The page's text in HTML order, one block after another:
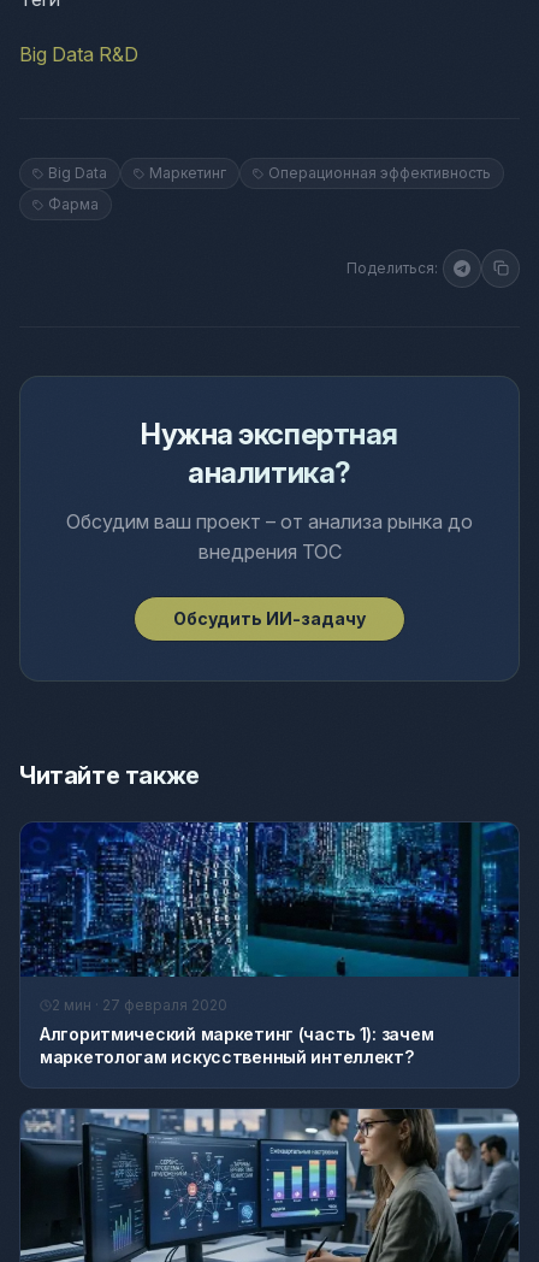
Big Data R&D
Big Data Маркетинг
Операционная эффективность
Фарма
Поделиться:
Нужна экспертная
аналитика?
Обсудим ваш проект – от анализа рынка до
внедрения ТОС
Обсудить ИИ-задачу
Читайте также
2 мин · 27 февраля 2020
Алгоритмический маркетинг (часть 1): зачем
маркетологам искусственный интеллект?